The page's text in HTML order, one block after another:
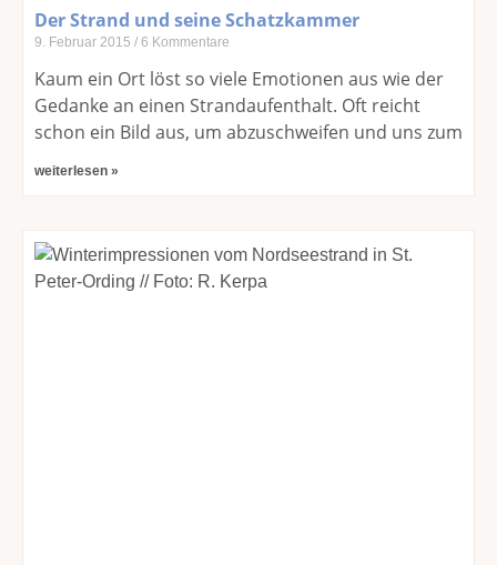
Der Strand und seine Schatzkammer
9. Februar 2015 6 Kommentare
Kaum ein Ort löst so viele Emotionen aus wie der
Gedanke an einen Strandaufenthalt. Oft reicht
schon ein Bild aus, um abzuschweifen und uns zum
weiterlesen »